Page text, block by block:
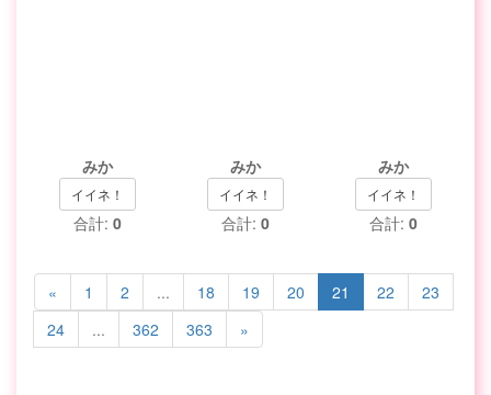
みか
イイネ！
合計: 0
みか
イイネ！
合計: 0
みか
イイネ！
合計:0
« 1 2 ... 18 19 20 21 22
23
24
... 362 363 »